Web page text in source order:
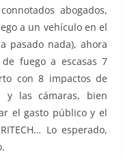
abogados,
a un vehículo en el
pasado nada), ahora
fuego a escasas 7
con 8 impactos de
y las cámaras, bien
el gasto público y el
Lo esperado,